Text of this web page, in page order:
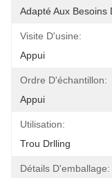
Adapté Aux Besoins
Visite D'usine:
Appui
Ordre D'échantillon:
Appui
Utilisation:
Trou Drlling
Détails D'emballage: